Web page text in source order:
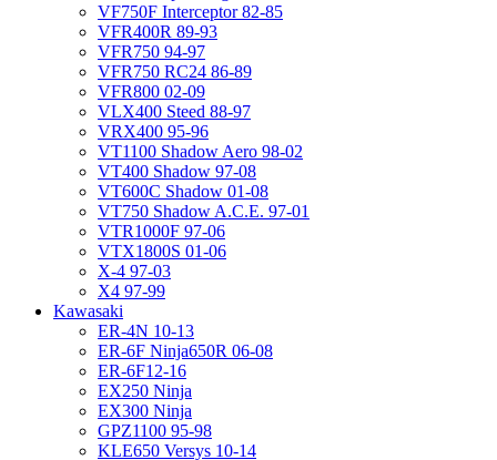
VF750F Interceptor 82-85
VFR400R 89-93
VFR750 94-97
VFR750 RC24 86-89
VFR800 02-09
VLX400 Steed 88-97
VRX400 95-96
VT1100 Shadow Aero 98-02
VT400 Shadow 97-08
VT600C Shadow 01-08
VT750 Shadow A.C.E. 97-01
VTR1000F 97-06
VTX1800S 01-06
X-4 97-03
X4 97-99
Kawasaki
ER-4N 10-13
ER-6F Ninja650R 06-08
ER-6F12-16
EX250 Ninja
EX300 Ninja
GPZ1100 95-98
KLE650 Versys 10-14